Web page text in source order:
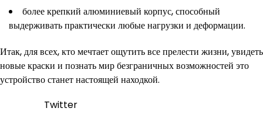
более крепкий алюминиевый корпус, способный
выдерживать практически любые нагрузки и деформации.
Итак, для всех, кто мечтает ощутить все прелести жизни, увидеть
новые краски и познать мир безграничных возможностей это
устройство станет настоящей находкой.
Twitter